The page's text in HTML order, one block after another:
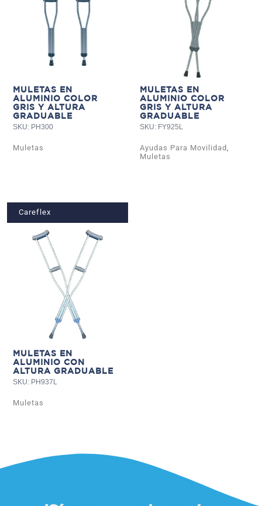
MULETAS EN
ALUMINIO COLOR
GRIS Y ALTURA
GRADUABLE
SKU: PH300
Muletas
MULETAS EN
ALUMINIO COLOR
GRIS Y ALTURA
GRADUABLE
SKU: FY925L
Ayudas Para Movilidad
Muletas
Careflex
MULETAS EN
ALUMINIO CON
ALTURA GRADUABLE
SKU: PH937L
Muletas